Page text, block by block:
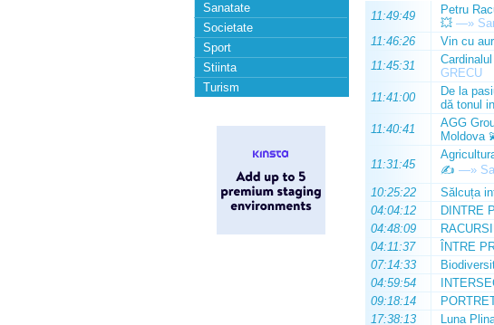
Sanatate
Societate
Sport
Stiinta
Turism
11:49:49
Petru
💥 —»
11:46:26
Vin cu
11:45:31
GRECU
11:41:00
De la
dă tonul
11:40:41
AGG
Moldova
11:31:45
✍️ —»
10:25:22
Sălcuța
04:04:12
DINTRE
04:48:09
04:11:37
ÎNTRE
07:14:33
04:59:54
09:18:14
17:38:13
Luna